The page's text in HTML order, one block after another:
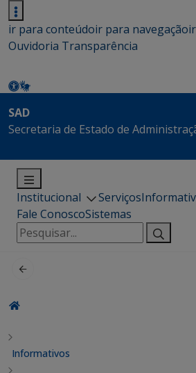
ir para conteúdoir para navegação
Ouvidoria Transparência
SAD
Secretaria de Estado de
Institucional Serviços
Fale ConoscoSistemas
Pesquisar
por:
Informativos